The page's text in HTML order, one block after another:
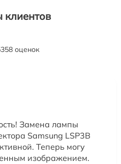
клиентов
оценок
Замена лампы
Samsung LSP3B
Теперь могу
изображением.